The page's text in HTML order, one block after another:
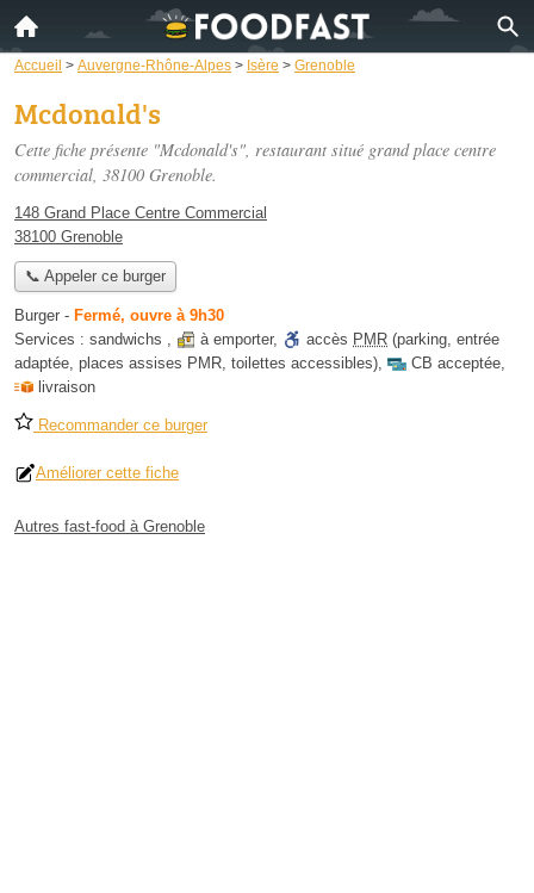
Accueil > Auvergne-Rhône-Alpes > Isère > Grenoble
Mcdonald's
Cette fiche présente "Mcdonald's", restaurant situé grand place centre
commercial, 38100 Grenoble.
148 Grand Place Centre Commercial
38100 Grenoble
📞 Appeler ce burger
Burger - Fermé, ouvre à 9h30
Services : sandwichs , à emporter, accès PMR (parking, entrée
adaptée, places assises PMR, toilettes accessibles), CB acceptée,
livraison
Recommander ce burger
Améliorer cette fiche
Autres fast-food à Grenoble